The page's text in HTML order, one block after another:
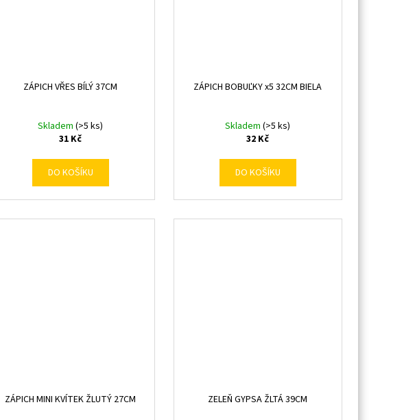
ZÁPICH VŘES BÍLÝ 37CM
Skladem(>5 ks)
31 Kč
DO KOŠÍKU
ZÁPICH BOBUĽKY x5 32CM BIELA
Skladem(>5 ks)
32 Kč
DO KOŠÍKU
ZÁPICH MINI KVÍTEK ŽLUTÝ 27CM ZELEŇ GYPSA ŽLTÁ 39CM